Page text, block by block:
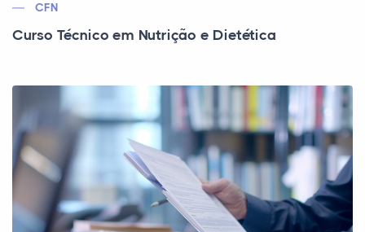
CFN
Curso Técnico em Nutrição e Dietética